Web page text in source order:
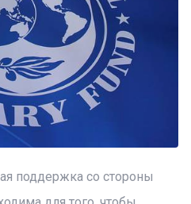
поддержка со стороны